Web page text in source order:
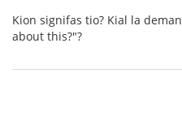
Kion signifas tio? Kial la
about this?"?